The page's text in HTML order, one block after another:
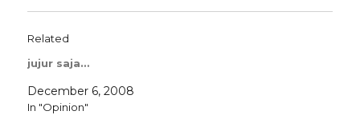
Related
jujur saja…
December 6, 2008
In "Opinion"